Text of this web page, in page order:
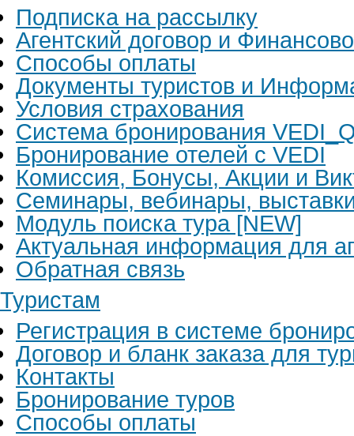
Подписка на рассылку
Агентский договор и
Способы оплаты
Документы туристов и
Условия страхования
Система бронирования
Бронирование отелей с VEDI
Комиссия, Бонусы, Акции и
Семинары, вебинары,
Модуль поиска тура [NEW]
Актуальная информация для
Обратная связь
Туристам
Регистрация в системе
Договор и бланк заказа для
Контакты
Бронирование туров
Способы оплаты